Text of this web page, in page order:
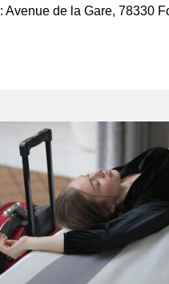
: Avenue de la Gare, 78330